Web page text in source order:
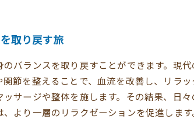
取り戻す旅
バランスを取り戻すことができます。現
節を整えることで、血流を改善し、リラ
サージや整体を施します。その結果、日
より一層のリラクゼーションを促進しま